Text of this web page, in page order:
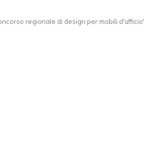
regionale di design per mobili